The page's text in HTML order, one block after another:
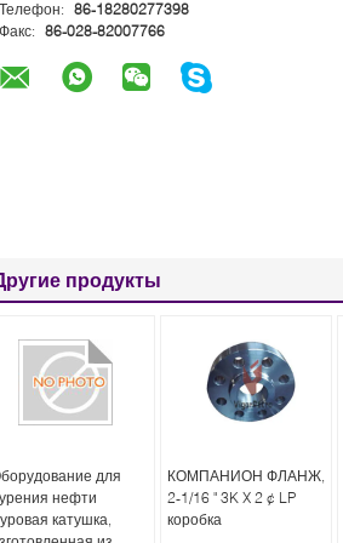
Телефон: 86-18280277398
Факс: 86-028-82007766
продукты
для
нефти
катушка,
КОМПАНИОН ФЛАНЖ,
2-1/16 " 3K X 2 ¢ LP
коробка